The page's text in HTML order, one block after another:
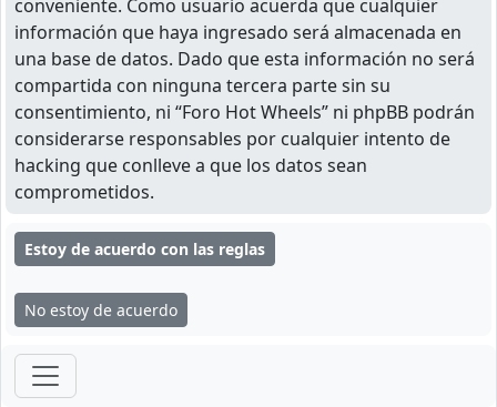
conveniente. Como usuario acuerda que cualquier
información que haya ingresado será almacenada en
una base de datos. Dado que esta información no será
compartida con ninguna tercera parte sin su
consentimiento, ni “Foro Hot Wheels” ni phpBB podrán
considerarse responsables por cualquier intento de
hacking que conlleve a que los datos sean
comprometidos.